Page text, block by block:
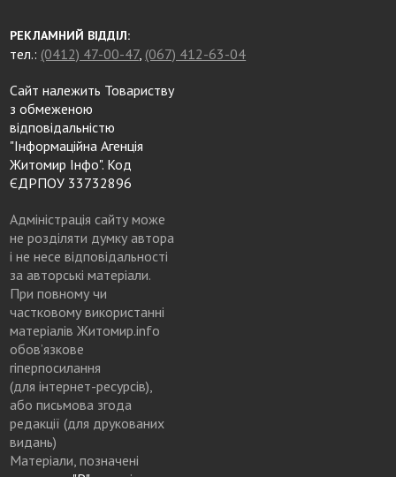
РЕКЛАМНИЙ ВІДДІЛ:
тел.: (0412) 47-00-47, (067) 412-63-04
Сайт належить Товариству
з обмеженою
відповідальністю
"Інформаційна Агенція
Житомир Інфо". Код
ЄДРПОУ 33732896
Адміністрація сайту може
не розділяти думку автора
і не несе відповідальності
за авторські матеріали.
При повному чи
частковому використанні
матеріалів Житомир.info
обов’язкове
гіперпосилання
(для інтернет-ресурсів),
або письмова згода
редакції (для друкованих
видань)
Матеріали, позначені